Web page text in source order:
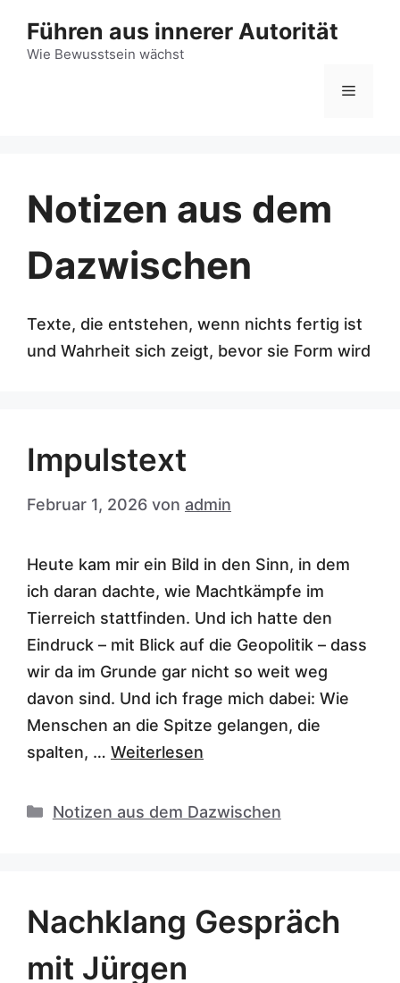
InhaltFühren aus innerer Autorität
Wie Bewusstsein wächst
Menü
Notizen aus dem
Dazwischen
Texte, die entstehen, wenn nichts fertig ist
und Wahrheit sich zeigt, bevor sie Form wird
Impulstext
Februar 1, 2026 von admin
Heute kam mir ein Bild in den Sinn, in dem
ich daran dachte, wie Machtkämpfe im
Tierreich stattfinden. Und ich hatte den
Eindruck – mit Blick auf die Geopolitik – dass
wir da im Grunde gar nicht so weit weg
davon sind. Und ich frage mich dabei: Wie
Menschen an die Spitze gelangen, die
spalten, … Weiterlesen
Kategorien
Notizen aus dem Dazwischen
Nachklang Gespräch
mit Jürgen